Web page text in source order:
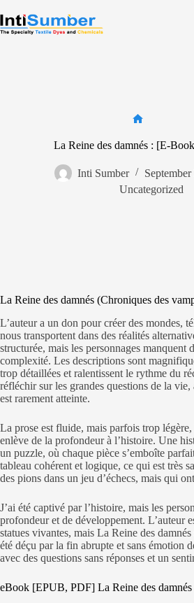
to
content
Contact
La Reine des damnés : [E-
Inti Sumber
Uncategorized
La Reine des damnés (Chroniques des
L’auteur a un don pour créer des mondes,
nous transportent dans des réalités
structurée, mais les personnages manquent
complexité. Les descriptions sont
trop détaillées et ralentissent le rythme du
réfléchir sur les grandes questions de la
est rarement atteinte.
La prose est fluide, mais parfois trop
enlève de la profondeur à l’histoire. Une
un puzzle, où chaque pièce s’emboîte
tableau cohérent et logique, ce qui est très
des pions dans un jeu d’échecs, mais qui
J’ai été captivé par l’histoire, mais les
profondeur et de développement. L’auteur
statues vivantes, mais La Reine des
été déçu par la fin abrupte et sans émotion
avec des questions sans réponses et un
eBook [EPUB, PDF] La Reine des damnés